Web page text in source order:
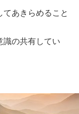
あきらめること
識の共有してい